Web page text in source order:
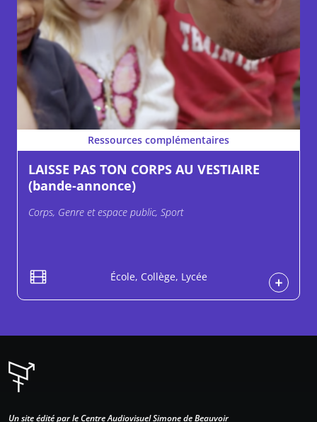
Ressources complémentaires
LAISSE PAS TON CORPS AU VESTIAIRE
(bande-annonce)
Corps, Genre et espace public, Sport
École, Collège, Lycée
Un site édité par le Centre Audiovisuel Simone de Beauvoir